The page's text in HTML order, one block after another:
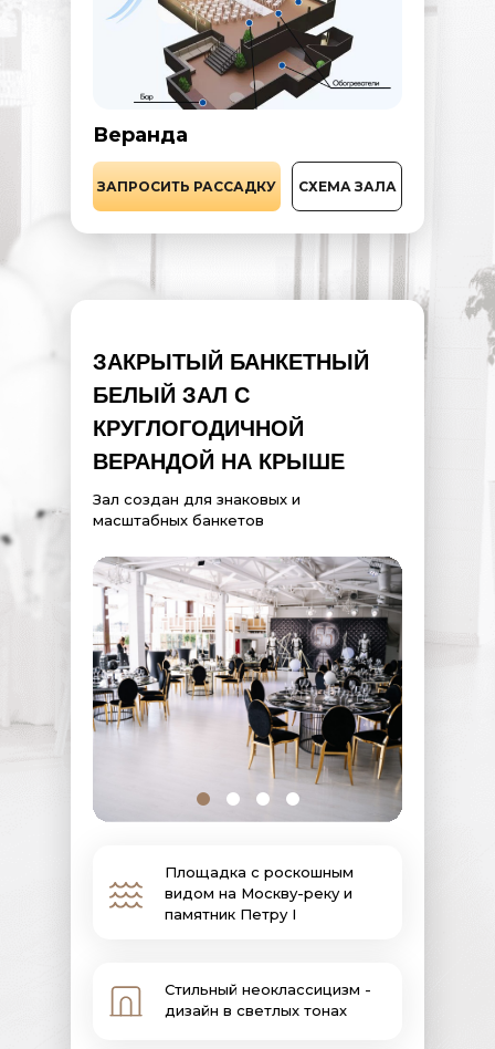
ЗАКРЫТЫЙ БАНКЕТНЫЙ
БЕЛЫЙ ЗАЛ С
КРУГЛОГОДИЧНОЙ
ВЕРАНДОЙ НА КРЫШЕ
Зал создан для знаковых и
масштабных банкетов
Площадка с роскошным
видом на Москву-реку и
памятник Петру I
Стильный неоклассицизм -
дизайн в светлых тонах
Веранда
СХЕМА ЗАЛА
ЗАПРОСИТЬ РАССАДКУ